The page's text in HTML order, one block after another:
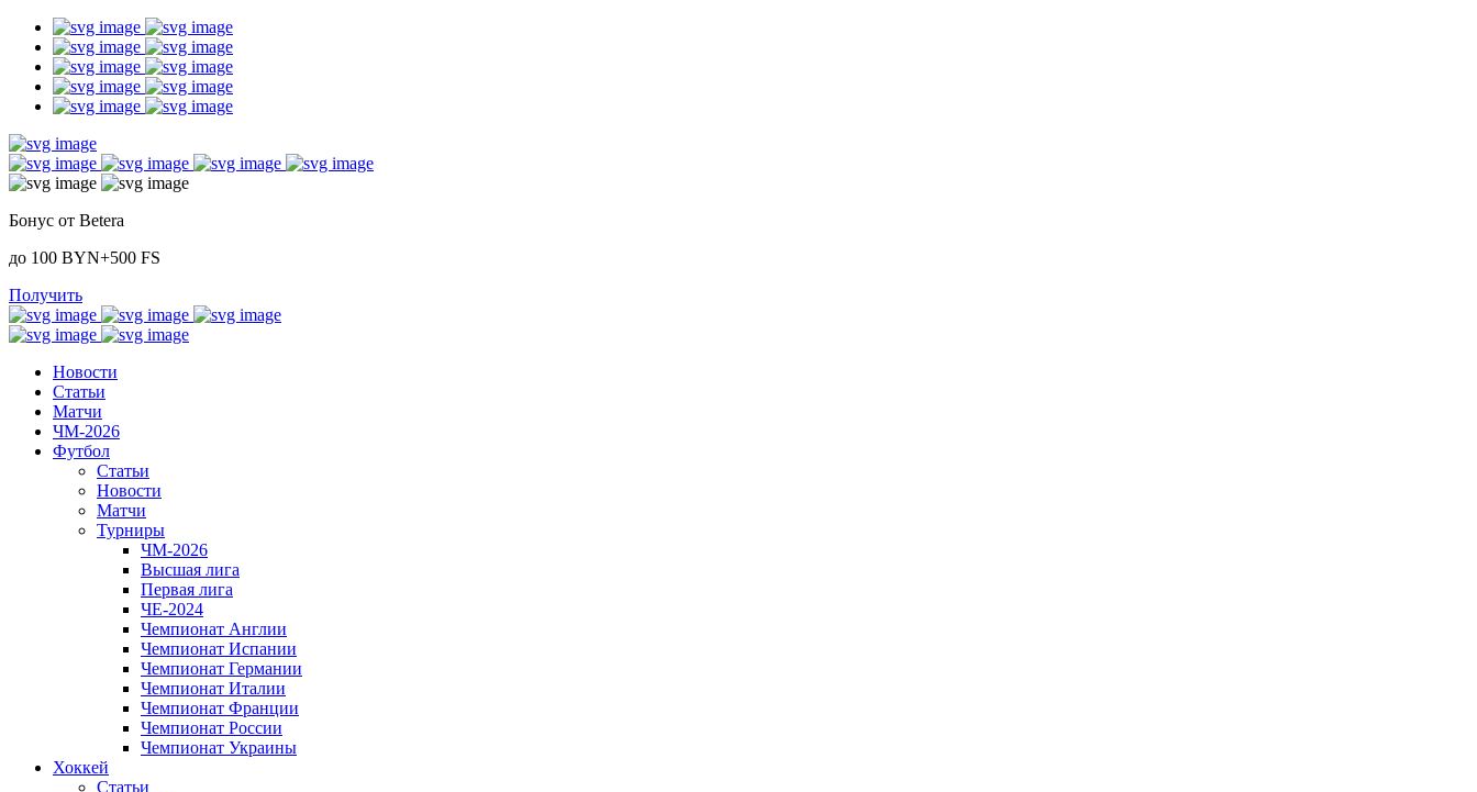
Бонус от Betera
до 100 BYN+500 FS
Получить
Новости
Статьи
Матчи
ЧМ-2026
Футбол
Статьи
Новости
Матчи
Турниры
ЧМ-2026
Высшая лига
Первая лига
ЧЕ-2024
Чемпионат Англии
Чемпионат Испании
Чемпионат Германии
Чемпионат Италии
Чемпионат Франции
Чемпионат России
Чемпионат Украины
Хоккей
Статьи